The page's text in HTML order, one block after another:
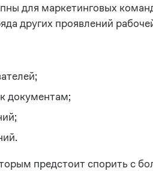
для маркетинговых
других проявлений
документам;
предстоит спорить с